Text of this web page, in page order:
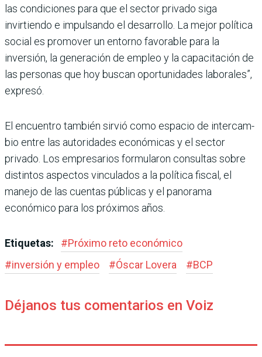
las condiciones para que el sec­tor privado siga
invirtiendo e impulsando el desarrollo. La mejor política
social es promo­ver un entorno favorable para la
inversión, la generación de empleo y la capacitación de
las personas que hoy buscan opor­tunidades laborales”,
expresó.
El encuentro también sirvió como espacio de intercam­
bio entre las autoridades eco­nómicas y el sector
privado. Los empresarios formula­ron consultas sobre
distin­tos aspectos vinculados a la política fiscal, el
manejo de las cuentas públicas y el panorama
económico para los próximos años.
Etiquetas: #Próximo reto económico
#inversión y empleo #Óscar Lovera #BCP
Déjanos tus comentarios en Voiz